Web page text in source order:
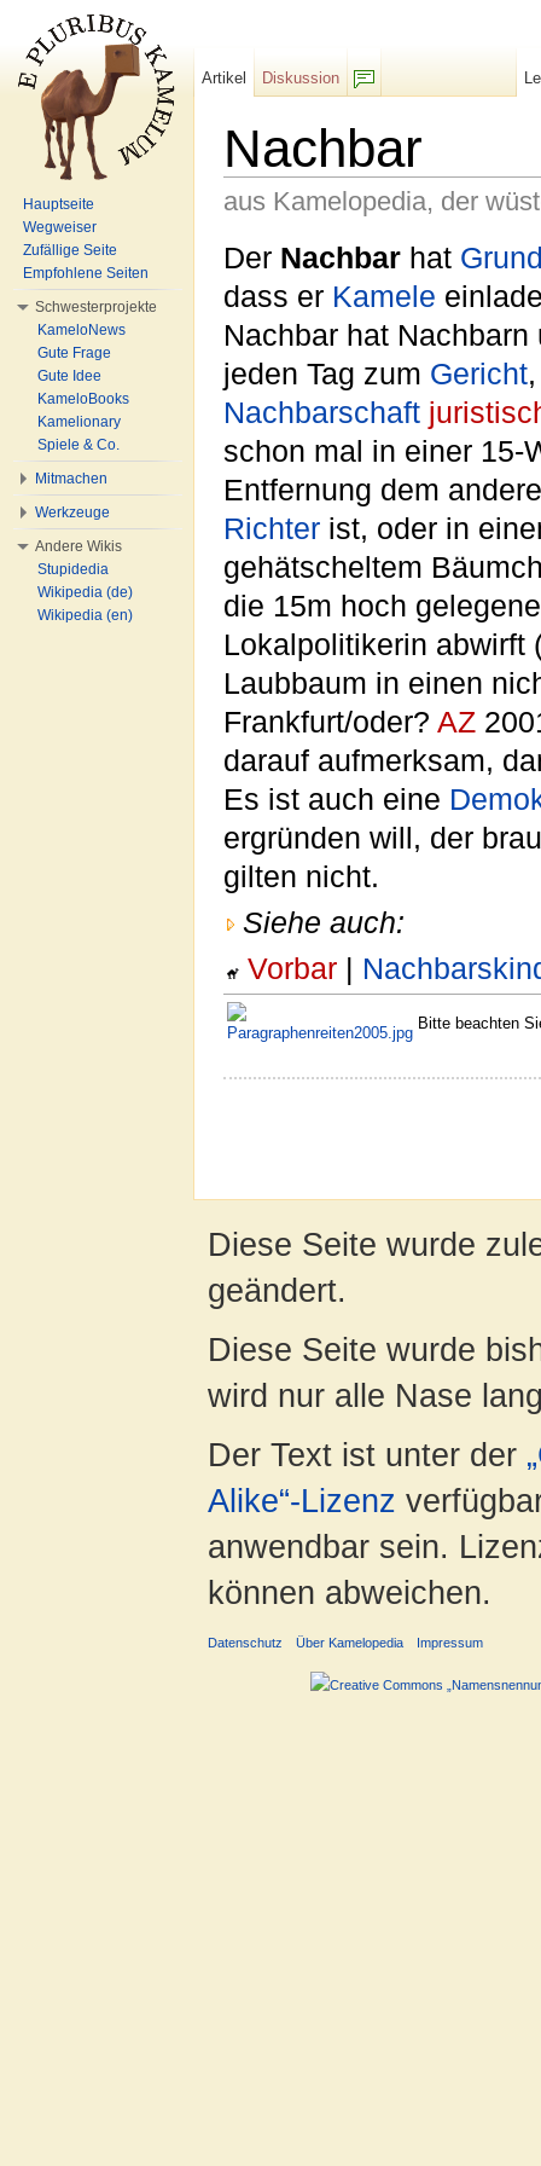
Nachbar
aus Kamelopedia, der
Der Nachbar hat
dass er Kamele
Nachbar hat
jeden Tag zum Gericht
Nachbarschaft
schon mal in einer 15-
Entfernung dem
Richter ist, oder in
gehätscheltem
die 15m hoch
Lokalpolitikerin abwirft
Laubbaum in einen
Frankfurt/oder? AZ
darauf aufmerksam,
Es ist auch eine
ergründen will, der
gilten nicht.
Siehe auch:
Vorbar
Bitte beachten
Artikel
Diskussion
Hauptseite
Wegweiser
Zufällige Seite
Empfohlene Seiten
Schwesterprojekte
KameloNews
Gute Frage
Gute Idee
KameloBooks
Kamelionary
Spiele & Co.
Mitmachen
Werkzeuge
Andere Wikis
Stupidedia
Wikipedia (de)
Wikipedia (en)
Diese Seite wurde
geändert.
Diese Seite wurde
wird nur alle Nase
Der Text ist unter der
Alike“-Lizenz
anwendbar sein.
können abweichen.
Datenschutz Über Kamelopedia Impressum